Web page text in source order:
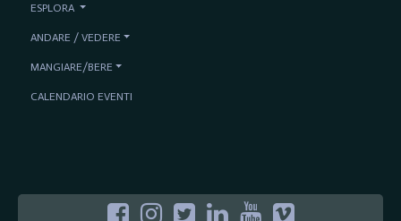
ESPLORA
ANDARE / VEDERE
MANGIARE/BERE
CALENDARIO EVENTI